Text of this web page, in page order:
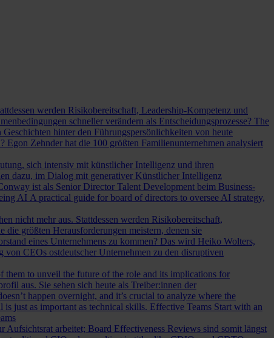
werden Risikobereitschaft, Leadership-Kompetenz und
schneller verändern als Entscheidungsprozesse? The
hinter den Führungspersönlichkeiten von heute
Zehnder hat die 100 größten Familienunternehmen analysiert
sich intensiv mit künstlicher Intelligenz und ihren
dazu, im Dialog mit generativer Künstlicher Intelligenz
ist als Senior Director Talent Development beim Business-
AI A practical guide for board of directors to oversee AI strategy,
nicht mehr aus. Stattdessen werden Risikobereitschaft,
größten Herausforderungen meistern, denen sie
eines Unternehmens zu kommen? Das wird Heiko Wolters,
CEOs ostdeutscher Unternehmen zu den disruptiven
them to unveil the future of the role and its implications for
aus. Sie sehen sich heute als Treiber:innen der
happen overnight, and it’s crucial to analyze where the
just as important as technical skills. Effective Teams Start with an
arbeitet; Board Effectiveness Reviews sind somit längst